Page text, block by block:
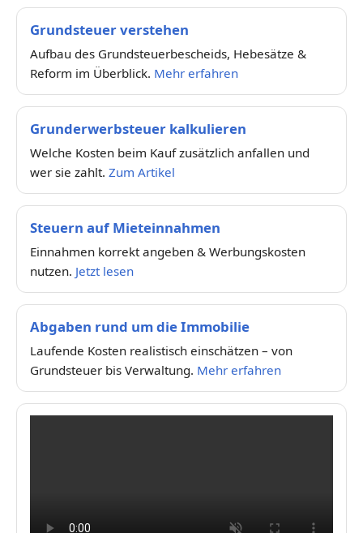
Grundsteuer verstehen
Aufbau des Grundsteuerbescheids, Hebesätze &
Reform im Überblick. Mehr erfahren
Grunderwerbsteuer kalkulieren
Welche Kosten beim Kauf zusätzlich anfallen und
wer sie zahlt. Zum Artikel
Steuern auf Mieteinnahmen
Einnahmen korrekt angeben & Werbungskosten
nutzen. Jetzt lesen
Abgaben rund um die Immobilie
Laufende Kosten realistisch einschätzen – von
Grundsteuer bis Verwaltung. Mehr erfahren